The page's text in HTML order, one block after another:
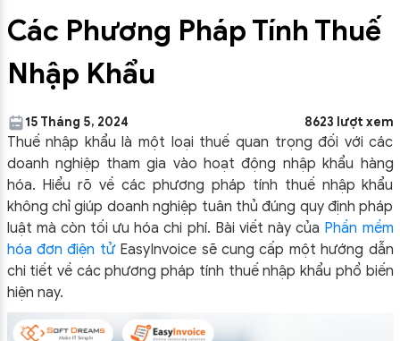
Các Phương Pháp Tính Thuế
Nhập Khẩu
15 Tháng 5, 2024 8623 lượt xem
Thuế nhập khẩu là một loại thuế quan trọng đối với các
doanh nghiệp tham gia vào hoạt động nhập khẩu hàng
hóa. Hiểu rõ về các phương pháp tính thuế nhập khẩu
không chỉ giúp doanh nghiệp tuân thủ đúng quy định pháp
luật mà còn tối ưu hóa chi phí. Bài viết này của Phần mềm
hóa đơn điện tửEasyInvoice sẽ cung cấp một hướng dẫn
chi tiết về các phương pháp tính thuế nhập khẩu phổ biến
hiện nay.